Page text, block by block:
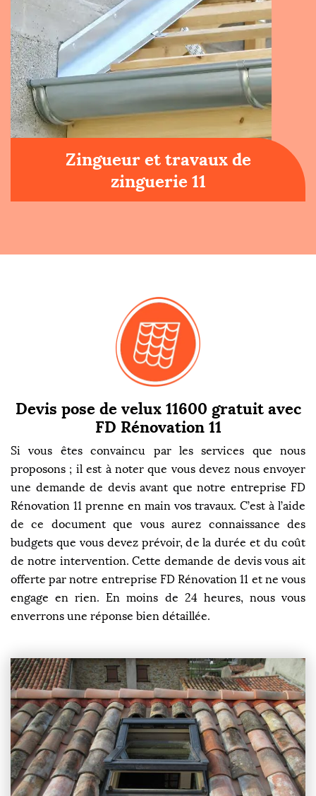
Zingueur et travaux de
zinguerie 11
Devis pose de velux 11600 gratuit avec
FD Rénovation 11
Si vous êtes convaincu par les services que nous
proposons ; il est à noter que vous devez nous envoyer
une demande de devis avant que notre entreprise FD
Rénovation 11 prenne en main vos travaux. C’est à l’aide
de ce document que vous aurez connaissance des
budgets que vous devez prévoir, de la durée et du coût
de notre intervention. Cette demande de devis vous ait
offerte par notre entreprise FD Rénovation 11 et ne vous
engage en rien. En moins de 24 heures, nous vous
enverrons une réponse bien détaillée.